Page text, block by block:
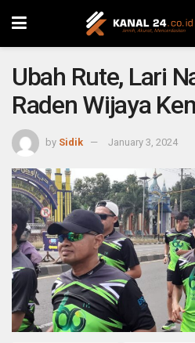
Ubah Rute, Lari
Raden Wijaya
by Sidik January 3, 2024